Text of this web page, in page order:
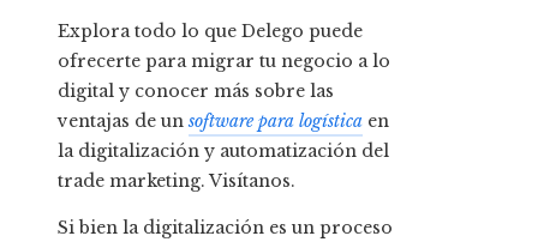
Explora todo lo que Delego puede
ofrecerte para migrar tu negocio a lo
digital y conocer más sobre las
ventajas de unsoftware para logística en
la digitalización y automatización del
trade marketing. Visítanos.
Si bien la digitalización es un proceso